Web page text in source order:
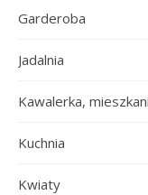
Garderoba
Jadalnia
Kawalerka,
Kuchnia
Kwiaty